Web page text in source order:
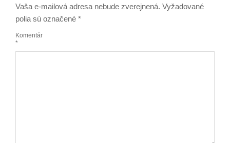
Vaša e-mailová adresa nebude zverejnená. Vyžadované
polia sú označené *
Komentár
*